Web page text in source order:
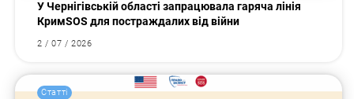
У Чернігівській області запрацювала гаряча лінія
КримSOS для постраждалих від війни
2 / 07 / 2026
Статті